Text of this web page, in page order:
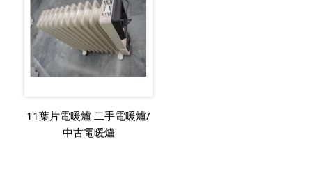
11葉片電暖爐 二手電暖爐/
中古電暖爐